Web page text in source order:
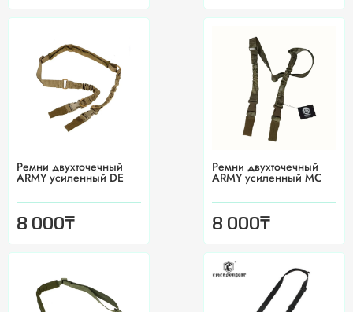
Ремни двухточечный
ARMY усиленный DE
8 000₸
Ремни двухточечный
ARMY усиленный MC
8 000₸